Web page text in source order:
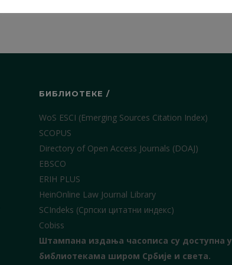
БИБЛИОТЕКЕ /
WoS ESCI (Emerging Sources Citation Index)
SCOPUS
Directory of Open Access Journals (DOAJ)
EBSCO
ERIH PLUS
HeinOnline Law Journal Library
SCIndeks (Српски цитатни индекс)
Cobiss
Штампана издања часописа су доступна у
библиотекама широм Србије и света.